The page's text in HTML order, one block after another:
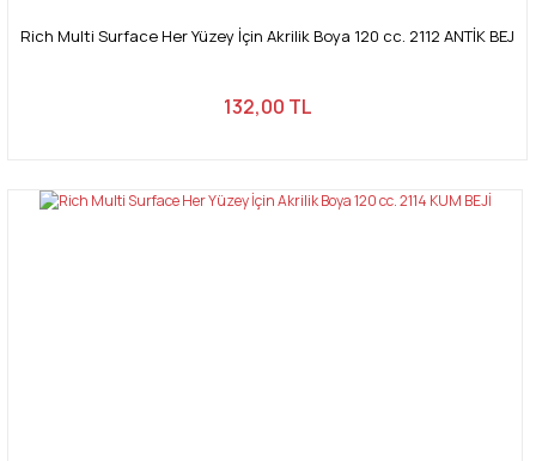
Rich Multi Surface Her Yüzey İçin Akrilik Boya 120 cc. 2112 ANTİK BEJ
132,00 TL